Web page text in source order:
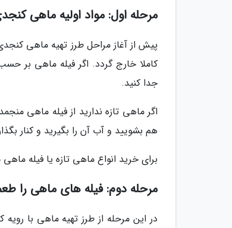
مرحله اول: مواد اولیه ماهی
پیش از آغاز مراحل طرز تهیه ماهی
کاملا خارج گردد. اگر فیله ماهی بر
جدا کنید.
اگر ماهی تازه ندارید از فیله ماهی
هم بشویید و آب آن را بگیرید و کنار
برای خرید انواع ماهی تازه یا فیله
مرحله دوم: فیله های ماهی را
در این مرحله از طرز تهیه ماهی با